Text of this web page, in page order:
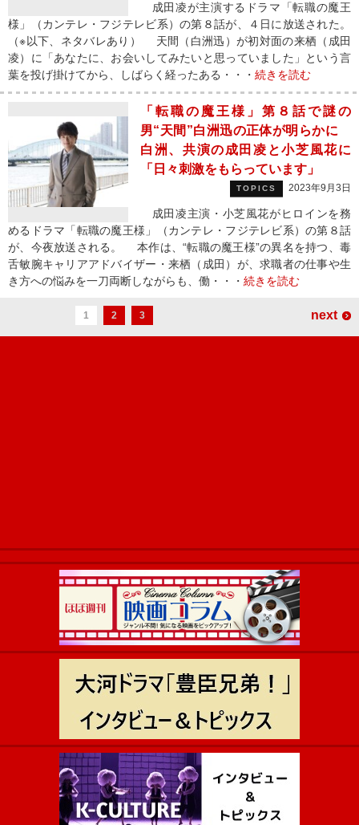
成田凌が主演するドラマ「転職の魔王
様」（カンテレ・フジテレビ系）の第８話が、４日に放送された。
（※以下、ネタバレあり） 天間（白洲迅）が初対面の来栖（成田
凌）に「あなたに、お会いしてみたいと思っていました」という言
葉を投げ掛けてから、しばらく経ったある・・・ 続きを読む
「転職の魔王様」第８話で謎の
男“天間”白洲迅の正体が明らかに
白洲、共演の成田凌と小芝風花に
「日々刺激をもらっています」
TOPICS 2023年9月3日
成田凌主演・小芝風花がヒロインを務
めるドラマ「転職の魔王様」（カンテレ・フジテレビ系）の第８話
が、今夜放送される。 本作は、“転職の魔王様”の異名を持つ、毒
舌敏腕キャリアアドバイザー・来栖（成田）が、求職者の仕事や生
き方への悩みを一刀両断しながらも、働・・・ 続きを読む
1 2 3 next